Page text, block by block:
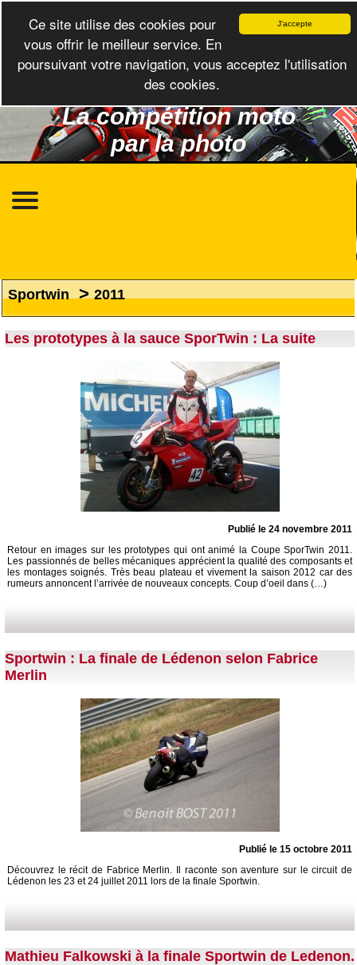
La compétition moto
par la photo
Sportwin>2011
Les prototypes à la sauce SporTwin : La suite
Publié le 24 novembre 2011
Retour en images sur les prototypes qui ont animé la Coupe SporTwin 2011.
Les passionnés de belles mécaniques apprécient la qualité des composants et
les montages soignés. Très beau plateau et vivement la saison 2012 car des
rumeurs annoncent l’arrivée de nouveaux concepts. Coup d’oeil dans (…)
Sportwin : La finale de Lédenon selon Fabrice
Merlin
Publié le 15 octobre 2011
Découvrez le récit de Fabrice Merlin. Il raconte son aventure sur le circuit de
Lédenon les 23 et 24 juillet 2011 lors de la finale Sportwin.
Mathieu Falkowski à la finale Sportwin de Ledenon.
J'accepte
Ce site utilise des cookies pour
vous offrir le meilleur service. En
poursuivant votre navigation, vous acceptez l'utilisation
des cookies.